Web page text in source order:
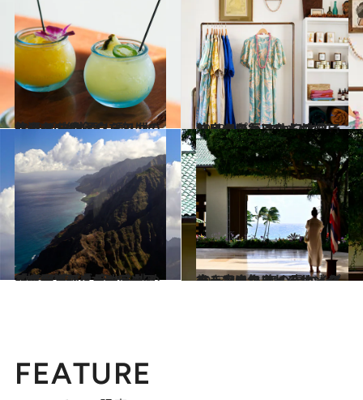
2023.4.9
マウイの“地酒”に酔いしれる ビール、ウォッカ、ワイン マウイならではの銘酒をご紹介！
旅＆お出かけ 2023.4.8
ハワイに行ったらサーフショップへ マカワオ、ラハイナ、カフルイ マウイ独自のかわいいもの探しに
旅＆お出かけ
2023.4.8
“神々の庭”「ガーデンアイランド」を 空から眺めるヘリコプターツアー 「太平洋のグランドキャニオン」へ
旅＆お出かけ 2023.4.6
古き良きハワイのサンクチュアリへ 海の青と、グリーンに包まれる ハイアット・カウアイ・リゾート
旅＆お出かけ
FEATURE